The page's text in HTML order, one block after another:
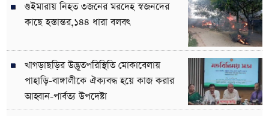
গুইমারায় নিহত ৩জনের মরদেহ স্বজনদের
কাছে হস্তান্তর,১৪৪ ধারা বলবৎ
খাগড়াছড়ির উদ্ভূতপরিস্থিতি মোকাবেলায়
পাহাড়ি-বাঙ্গালীকে ঐক্যবদ্ধ হয়ে কাজ করার
আহ্বান-পার্বত্য উপদেষ্টা